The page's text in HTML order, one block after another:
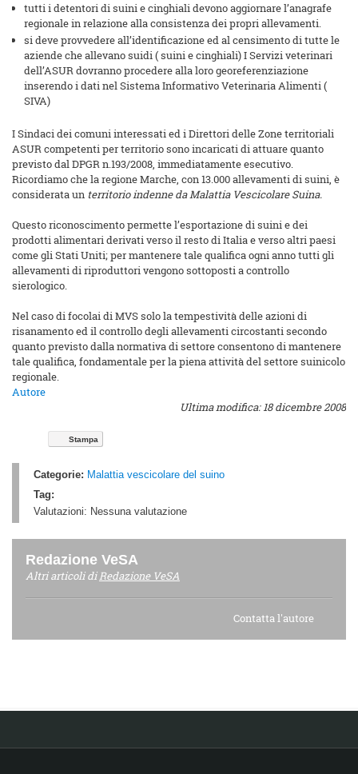
tutti i detentori di suini e cinghiali devono aggiornare l’anagrafe
regionale in relazione alla consistenza dei propri allevamenti.
si deve provvedere all’identificazione ed al censimento di tutte le
aziende che allevano suidi ( suini e cinghiali) I Servizi veterinari
dell’ASUR dovranno procedere alla loro georeferenziazione
inserendo i dati nel Sistema Informativo Veterinaria Alimenti (
SIVA)
I Sindaci dei comuni interessati ed i Direttori delle Zone territoriali
ASUR competenti per territorio sono incaricati di attuare quanto
previsto dal DPGR n.193/2008, immediatamente esecutivo.
Ricordiamo che la regione Marche, con 13.000 allevamenti di suini, è
considerata un territorio indenne da Malattia Vescicolare Suina.
Questo riconoscimento permette l’esportazione di suini e dei
prodotti alimentari derivati verso il resto di Italia e verso altri paesi
come gli Stati Uniti; per mantenere tale qualifica ogni anno tutti gli
allevamenti di riproduttori vengono sottoposti a controllo
sierologico.
Nel caso di focolai di MVS solo la tempestività delle azioni di
risanamento ed il controllo degli allevamenti circostanti secondo
quanto previsto dalla normativa di settore consentono di mantenere
tale qualifica, fondamentale per la piena attività del settore suinicolo
regionale.
Autore
Ultima modifica: 18 dicembre 2008
Stampa
Categorie: Malattia vescicolare del suino
Tag:
Valutazioni: Nessuna valutazione
Redazione VeSA
Altri articoli diRedazione VeSA
Contatta l'autore